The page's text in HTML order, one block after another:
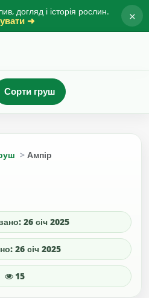
догляд і історія рослин.
➜ ×
Сорти груш
Ампір
26 січ 2025
26 січ 2025
15